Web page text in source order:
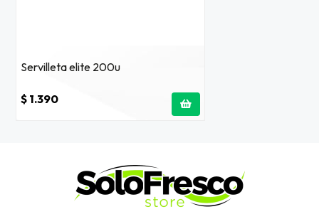
Servilleta elite 200u
$ 1.390